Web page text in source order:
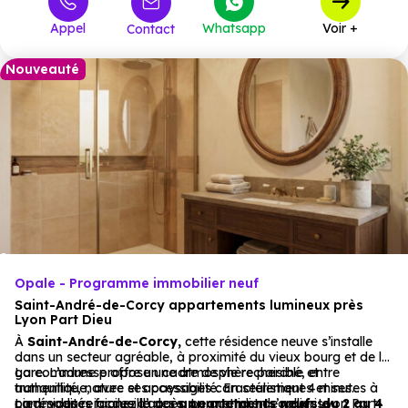
Appel Contact Whatsapp Voir +
Nouveauté
Opale - Programme immobilier neuf
Saint-André-de-Corcy appartements lumineux près
Lyon Part Dieu
À Saint-André-de-Corcy, cette résidence neuve s’installe
dans un secteur agréable, à proximité du vieux bourg et de la
gare. L’adresse offre un cadre de vie recherché, entre
tranquillité, nature et accessibilité. En seulement 4 minutes à
pied, vous rejoignez la gare, permettant de rallier Lyon Part-
La commune propose une atmosphère paisible et
authentique, avec ses paysages caractéristiques et ses
commodités faciles d’accès. Le quotidien s’organise
La résidence accueille desappartements neufs du 2 au 4